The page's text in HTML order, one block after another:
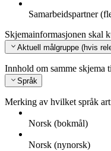
Samarbeidspartner
Skjemainformasjonen skal
Aktuell målgruppe (hvis
Innhold om samme skjema
Språk
Merking av hvilket språk
Norsk (bokmål)
Norsk (nynorsk)